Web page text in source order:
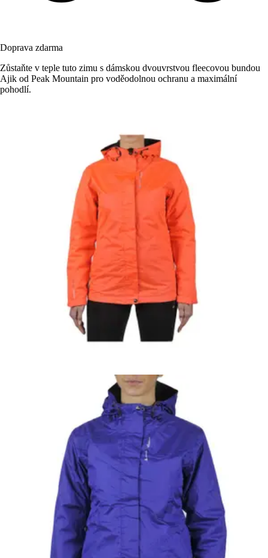
Doprava zdarma
Zůstaňte v teple tuto zimu s dámskou dvouvrstvou fleecovou bundou
Ajik od Peak Mountain pro voděodolnou ochranu a maximální
pohodlí.